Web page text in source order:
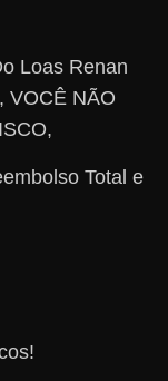
Loas Renan
VOCÊ NÃO
Total e